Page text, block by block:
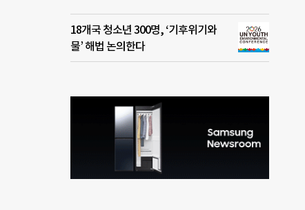
18개국 청소년 300명, ‘기후위기와
물’ 해법 논의한다